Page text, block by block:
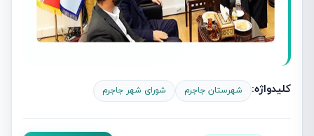
کلیدواژه: شهرستان جاجرم شورای شهر جاجرم